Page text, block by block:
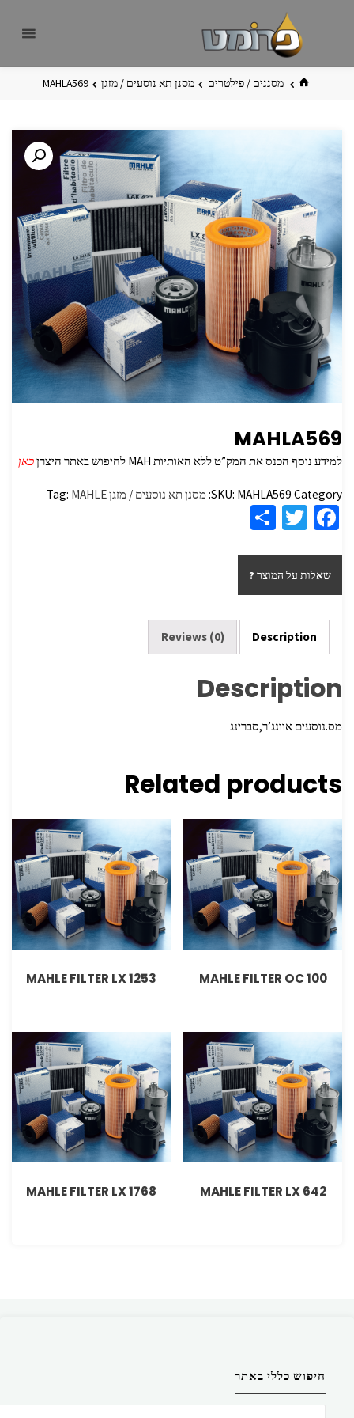
בית מסננים / פילטרים מסנן תא נוסעים / מזגן MAHLA569
MAHLA569
למידע נוסף הכנס את המק”ט ללא האותיות MAH לחיפוש באתר היצרן כאן
SKU: MAHLA569 Category: מסנן תא נוסעים / מזגן Tag: MAHLE
Fa
b
o
o
k
T
tt
er
ar
e
שאלות על המוצר ?
Description
Reviews (0)
Description
מס.נוסעים אוונג’ר,סברינג
Related products
MAHLE FILTER OC 100
MAHLE FILTER LX 1253
MAHLE FILTER LX 642
MAHLE FILTER LX 1768
חיפוש כללי באתר